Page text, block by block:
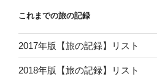
これまでの旅の記録
2017年版【旅の記録】リスト
2018年版【旅の記録】リスト